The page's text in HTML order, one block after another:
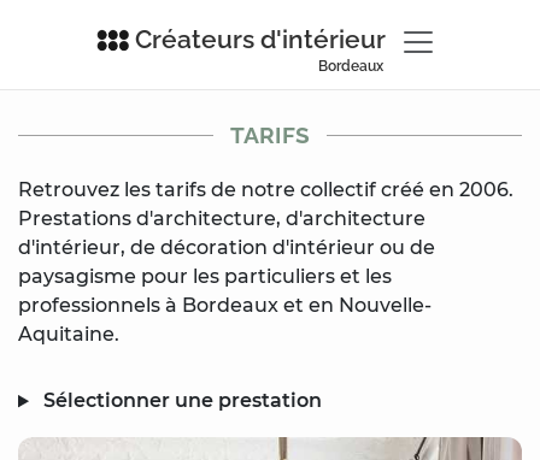
Créateurs d'intérieur
Bordeaux
TARIFS
Retrouvez les tarifs de notre collectif créé en 2006.
Prestations d'architecture, d'architecture
d'intérieur, de décoration d'intérieur ou de
paysagisme pour les particuliers et les
professionnels à Bordeaux et en Nouvelle-
Aquitaine.
Sélectionner une prestation